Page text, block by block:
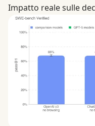
Impatto reale sulle